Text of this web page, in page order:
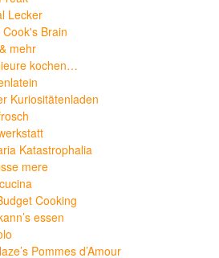
Lecker
Cook's Brain
mehr
kochen…
Kuriositätenladen
Katastrophalia
mere
Cooking
essen
Pommes d’Amour